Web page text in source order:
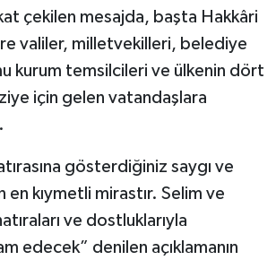
çekilen mesajda, başta Hakkâri
valiler, milletvekilleri, belediye
kurum temsilcileri ve ülkenin dört
için gelen vatandaşlara
gösterdiğiniz saygı ve
kıymetli mirastır. Selim ve
ve dostluklarıyla
edecek” denilen açıklamanın